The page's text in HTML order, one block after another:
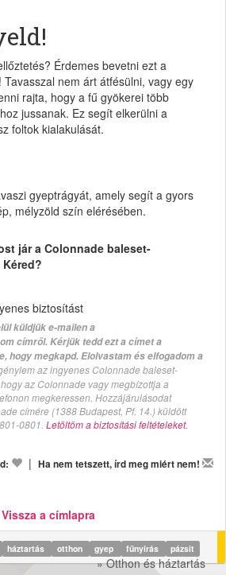
Érdemes bevetni ezt a
nem árt átfésülni, vagy egy
rajta, hogy a fű gyökerei több
jussanak. Ez segít elkerülni a
foltok kialakulását.
gyeptrágyát, amely segít a gyors
mélyzöld szín elérésében.
jár a Colonnade baleset-
biztosítást
küldjük e-mailen a
címről. Kérjük tedd ezt a címet a
hogy megkapd. Elolvastam és elfogadom a
az ingyenes Colonnade baleset-
az Colonnade vagy megbízottja a
megkeressen. Hozzájárulásodat
címére (1388 Budapest, Pf. 14.) küldött
0801. Letöltöm a biztosítási feltételeket.
| Ha nem tetszett, írd meg miért nem!
Vissza a címlapra
háztartás otthon gyep fűnyírás pázsit
» Otthon és háztartás